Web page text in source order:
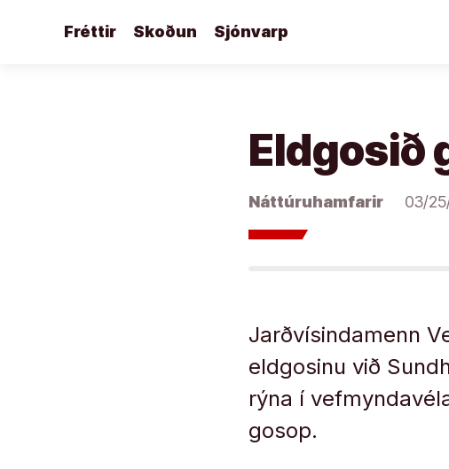
Fréttir Skoðun Sjónvarp
Eldgosið
Náttúruhamfarir 03/
Jarðvísindamenn
eldgosinu við
rýna í
gosop.